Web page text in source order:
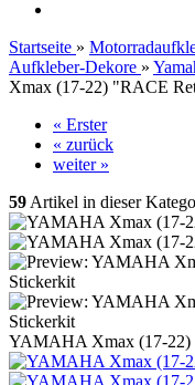
Startseite »
Aufkleber-Dekore »
Xmax (17-22) "RACE
« Erster
« zurück
weiter »
59 Artikel in dieser
YAMAHA Xmax (17-22)